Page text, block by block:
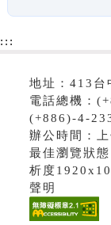
:::
地址：413台
電話總機：
(+886)-4-
辦公時間：
最佳瀏覽狀
析度
聲明